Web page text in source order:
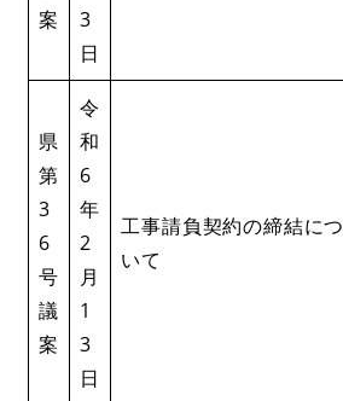
案
3
日
県
第
3
6
号
議
案
令
和
6
年
2
月
1
3
日
工事請負契約の締結につ
いて